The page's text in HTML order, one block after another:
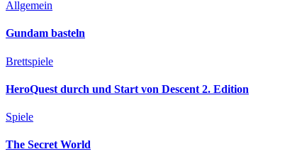
Allgemein
Gundam basteln
Brettspiele
HeroQuest durch und Start von Descent 2. Edition
Spiele
The Secret World